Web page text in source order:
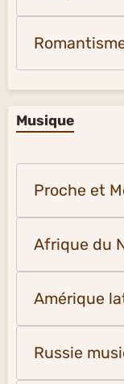
Musique
Proche et
Afrique du
Amérique
Russie